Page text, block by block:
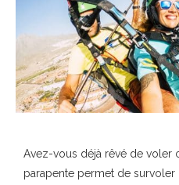
Avez-vous déjà rêvé de voler
parapente permet de survoler